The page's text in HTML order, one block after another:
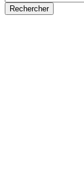
Rechercher